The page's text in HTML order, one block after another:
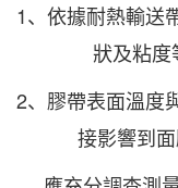
1、依據耐熱輸送
狀及粘度
2、膠帶表面溫度
接影響到